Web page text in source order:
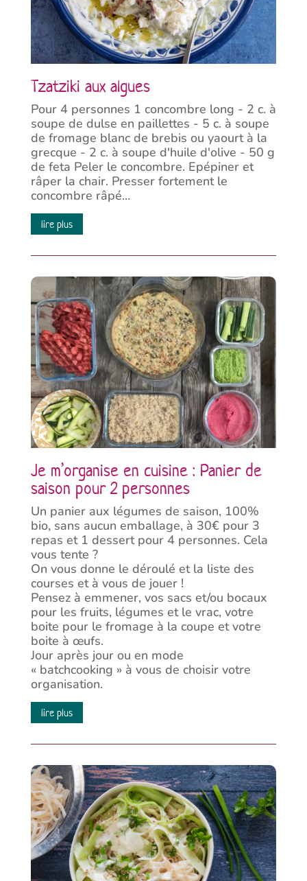
Tzatziki aux algues
Pour 4 personnes 1 concombre long - 2 c. à
soupe de dulse en paillettes - 5 c. à soupe
de fromage blanc de brebis ou yaourt à la
grecque - 2 c. à soupe d'huile d'olive - 50 g
de feta Peler le concombre. Epépiner et
râper la chair. Presser fortement le
concombre râpé...
lire plus
Je m’organise en cuisine : Panier de
saison pour 2 personnes
Un panier aux légumes de saison, 100%
bio, sans aucun emballage, à 30€ pour 3
repas et 1 dessert pour 4 personnes. Cela
vous tente ?
On vous donne le déroulé et la liste des
courses et à vous de jouer !
Pensez à emmener, vos sacs et/ou bocaux
pour les fruits, légumes et le vrac, votre
boite pour le fromage à la coupe et votre
boite à œufs.
Jour après jour ou en mode
« batchcooking » à vous de choisir votre
organisation.
lire plus